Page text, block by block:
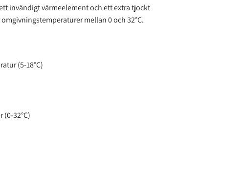
invändigt värmeelement och ett extra tjockt
mellan 0 och 32°C.
(5-18°C)
32°C)